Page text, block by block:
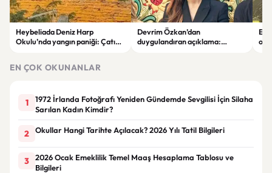
Heybeliada Deniz Harp
Okulu’nda yangın paniği: Çatıda
Devrim Özkan’dan
duygulandıran açıklama:
EN ÇOK OKUNANLAR
1
1972 İrlanda Fotoğrafı Yeniden Gündemde Sevgilisi İçin Silaha
Sarılan Kadın Kimdir?
2 Okullar Hangi Tarihte Açılacak? 2026 Yılı Tatil Bilgileri
3
2026 Ocak Emeklilik Temel Maaş Hesaplama Tablosu ve
Bilgileri